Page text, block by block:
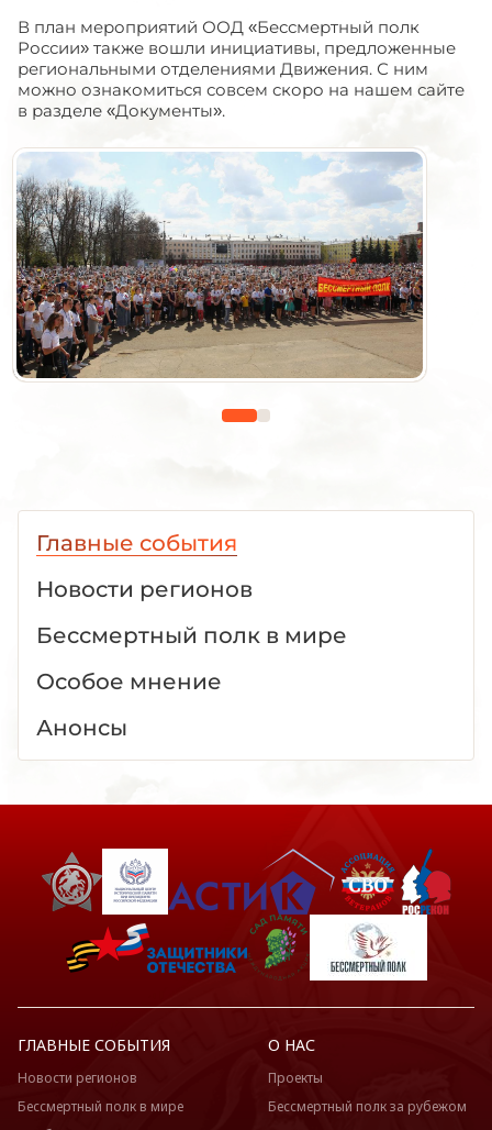
В план мероприятий ООД «Бессмертный полк
России» также вошли инициативы, предложенные
региональными отделениями Движения. С ним
можно ознакомиться совсем скоро на нашем сайте
в разделе «Документы».
Главные события
Новости регионов
Бессмертный полк в мире
Особое мнение
Анонсы
ГЛАВНЫЕ СОБЫТИЯ
Новости регионов
Бессмертный полк в мире
О НАС
Проекты
Бессмертный полк за рубежом